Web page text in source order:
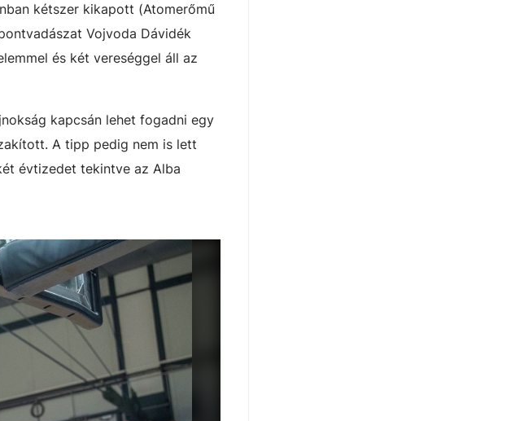
kétszer kikapott (Atomerőmű
Vojvoda Dávidék
és két vereséggel áll az
kapcsán lehet fogadni egy
A tipp pedig nem is lett
évtizedet tekintve az Alba